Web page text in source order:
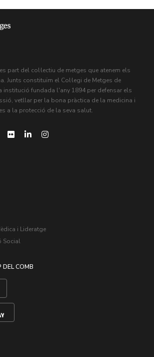
part del col·lectiu de metges que atenem els
Junts constituïm el Col·legi de Metges de
institució fundada l'any 1894 per defensar els
vetllar per la bona pràctica de la medicina i
a la protecció de la seva salut.
i Lideratge
Social
DEL COMB